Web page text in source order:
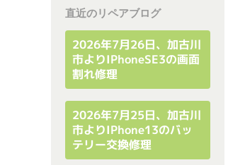
直近のリペアブログ
2026年7月26日、加古川
市よりiPhoneSE3の画面
割れ修理
2026年7月25日、加古川
市よりiPhone13のバッ
テリー交換修理